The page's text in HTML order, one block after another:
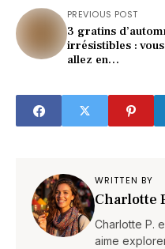
PREVIOUS POST
3 gratins
irrésistibles : vous
allez en
WRITTEN BY
Charlotte
Charlotte P.
aime